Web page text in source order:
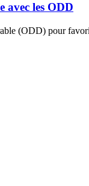
avec les ODD
(ODD) pour